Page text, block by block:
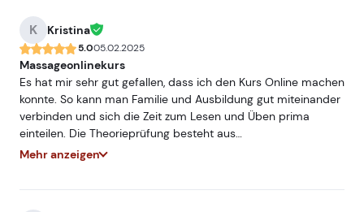
K Kristina
5.005.02.2025
Massageonlinekurs
Es hat mir sehr gut gefallen, dass ich den Kurs Online machen
konnte. So kann man Familie und Ausbildung gut miteinander
verbinden und sich die Zeit zum Lesen und Üben prima
einteilen. Die Theorieprüfung besteht aus
Multiplichoicefragen und war schön übersichtlich. Jetzt habe
Mehr anzeigen